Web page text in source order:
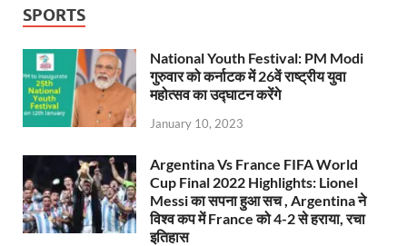
SPORTS
National Youth Festival: PM Modi
गुरुवार को कर्नाटक में 26वें राष्ट्रीय युवा
महोत्सव का उद्घाटन करेंगे
January 10, 2023
Argentina Vs France FIFA World
Cup Final 2022 Highlights: Lionel
Messi का सपना हुआ सच , Argentina ने
विश्व कप में France को 4-2 से हराया, रचा
इतिहास